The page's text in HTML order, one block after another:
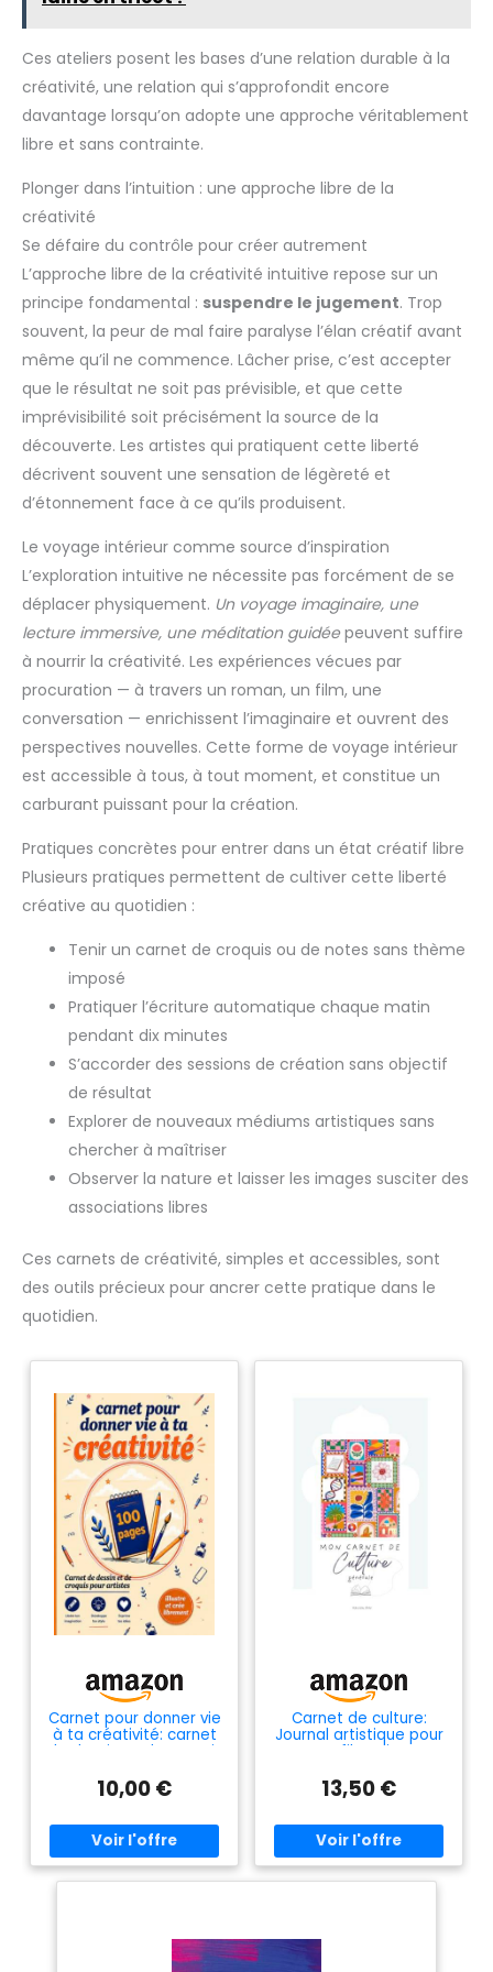
Jouets pour bébé à l'esthétique neutre avec un sac de
aux festivals pour les bébés de 18 mois.
Ces ateliers posent les bases d’une relation durable à la
créativité, une relation qui s’approfondit encore
davantage lorsqu’on adopte une approche véritablement
libre et sans contrainte.
Plonger dans l’intuition : une approche libre de la
créativité
Se défaire du contrôle pour créer autrement
L’approche libre de la créativité intuitive repose sur un
principe fondamental : suspendre le jugement. Trop
souvent, la peur de mal faire paralyse l’élan créatif avant
même qu’il ne commence. Lâcher prise, c’est accepter
que le résultat ne soit pas prévisible, et que cette
imprévisibilité soit précisément la source de la
découverte. Les artistes qui pratiquent cette liberté
décrivent souvent une sensation de légèreté et
d’étonnement face à ce qu’ils produisent.
Le voyage intérieur comme source d’inspiration
L’exploration intuitive ne nécessite pas forcément de se
déplacer physiquement. Un voyage imaginaire, une
lecture immersive, une méditation guidéepeuvent suffire
à nourrir la créativité. Les expériences vécues par
procuration — à travers un roman, un film, une
conversation — enrichissent l’imaginaire et ouvrent des
perspectives nouvelles. Cette forme de voyage intérieur
est accessible à tous, à tout moment, et constitue un
carburant puissant pour la création.
Pratiques concrètes pour entrer dans un état créatif libre
Plusieurs pratiques permettent de cultiver cette liberté
créative au quotidien :
Tenir un carnet de croquis ou de notes sans thème
imposé
Pratiquer l’écriture automatique chaque matin
pendant dix minutes
S’accorder des sessions de création sans objectif
de résultat
Explorer de nouveaux médiums artistiques sans
chercher à maîtriser
Observer la nature et laisser les images susciter des
associations libres
Ces carnets de créativité, simples et accessibles, sont
des outils précieux pour ancrer cette pratique dans le
quotidien.
Carnet pour donner vie
à ta créativité: carnet
de dessin et de croquis
10,00 €
Carnet de culture:
Journal artistique pour
noter films, livres,
découvertes | Agenda
de lecture et écriture
13,50 €